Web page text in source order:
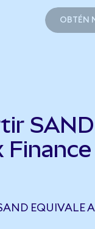
OBTÉN
EQUIVALE